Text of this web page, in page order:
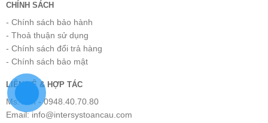
CHÍNH SÁCH
- Chính sách bảo hành
- Thoả thuận sử dụng
- Chính sách đổi trả hàng
- Chính sách bảo mật
LIÊN HỆ & HỢP TÁC
Ms.Tiến - 0948.40.70.80
Email: info@intersystoancau.com